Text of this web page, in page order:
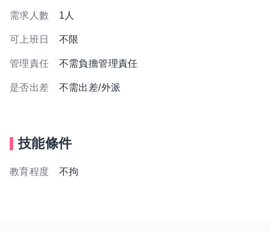
需求人數 1人
可上班日 不限
管理責任 不需負擔管理責任
是否出差 不需出差/外派
技能條件
教育程度 不拘